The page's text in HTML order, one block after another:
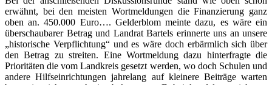
erwähnt, bei den meisten Wortmeldungen die Finanzierung ganz
oben an. 450.000 Euro…. Gelderblom meinte dazu, es wäre ein
überschaubarer Betrag und Landrat Bartels erinnerte uns an unsere
„historische Verpflichtung“ und es wäre doch erbärmlich sich über
den Betrag zu streiten. Eine Wortmeldung dazu hinterfragte die
Prioritäten die vom Landkreis gesetzt werden, wo doch Schulen und
andere Hilfseinrichtungen jahrelang auf kleinere Beiträge warten